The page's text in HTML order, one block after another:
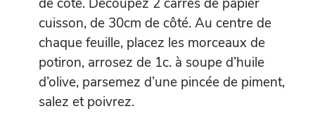
de côté. Découpez 2 carrés de papier
cuisson, de 30cm de côté. Au centre de
chaque feuille, placez les morceaux de
potiron, arrosez de 1c. à soupe d’huile
d’olive, parsemez d’une pincée de piment,
salez et poivrez.